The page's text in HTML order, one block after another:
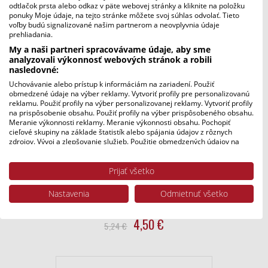
odtlačok prsta alebo odkaz v päte webovej stránky a kliknite na položku
ponuky Moje údaje, na tejto stránke môžete svoj súhlas odvolať. Tieto
voľby budú signalizované našim partnerom a neovplyvnia údaje
prehliadania.
My a naši partneri spracovávame údaje, aby sme
analyzovali výkonnosť webových stránok a robili
nasledovné:
Uchovávanie alebo prístup k informáciám na zariadení. Použiť
obmedzené údaje na výber reklamy. Vytvoriť profily pre personalizovanú
reklamu. Použiť profily na výber personalizovanej reklamy. Vytvoriť profily
na prispôsobenie obsahu. Použiť profily na výber prispôsobeného obsahu.
Meranie výkonnosti reklamy. Meranie výkonnosti obsahu. Pochopiť
cieľové skupiny na základe štatistík alebo spájania údajov z rôznych
zdrojov. Vývoj a zlepšovanie služieb. Použitie obmedzených údajov na
Údaje môžu byť zdieľané mimo Európskej únie a odosielané do USA.
Váš súhlas a zásady používania cookie sa vzťahujú výlučne na túto
webovú stránku/aplikáciu.
Zobraziť zoznam partnerov (1 predajcovia IAB)
Prijať všetko
Nastavenia
Odmietnuť všetko
5,00€ Pôvodná
cena
5,00
€.
4,50€Aktuálna
cena
4,50
€.
Zľava!
5,24€ Pôvodná
cena
4,50€Aktuálna